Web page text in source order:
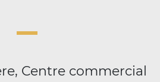
Centre commercial